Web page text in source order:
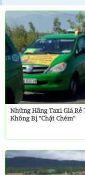
Những Hãng Taxi Giá
Không Bị "chặt Chém"